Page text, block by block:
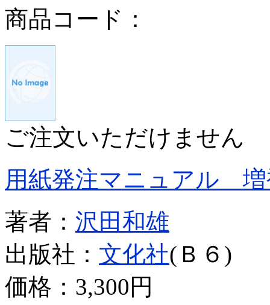
商品コード：
ご注文いただけません
用紙発注マニュアル 増
著者： 沢田和雄
出版社： 文化社(Ｂ６)
価格： 3,300円